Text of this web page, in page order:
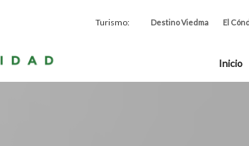
Turismo: Destino Viedma El
Inicio